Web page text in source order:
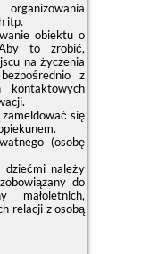
itp.
obiektu o
to zrobić,
na życzenia
z
kontaktowych
się
(osobę
należy
do
małoletnich,
relacji z osobą